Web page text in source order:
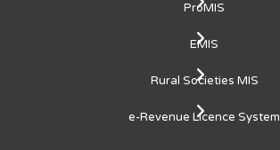
ProMIS
EMIS
Rural Societies MIS
e-Revenue Licence System